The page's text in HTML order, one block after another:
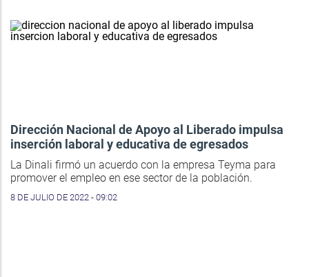
Dirección Nacional de Apoyo al Liberado impulsa
inserción laboral y educativa de egresados
La Dinali firmó un acuerdo con la empresa Teyma para
promover el empleo en ese sector de la población.
8 DE JULIO DE 2022 - 09:02